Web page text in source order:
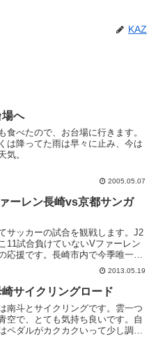
KAZ
場へ
食べたので、お台場に行きます。
は降ってた雨は早々に止み、今は
気。
2005.05.07
ーレン長崎vs京都サンガ
サッカーの試合を観戦します。J2
11試合負けていないVファーレン
応援です。長崎市内で今季唯一の
戦だそうで、子どもたちは無料招待
募しました。大人は有料。朝から雨
ていましたが、幸い午前中で止み
。会場は山の上...
2013.05.19
崎サイクリングロード
南斗とサイクリングです。雲一つ
空で、とても気持ち良いです。自
ペダルがカクカクいって少し調子